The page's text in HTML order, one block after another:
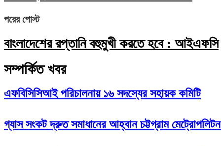
পরের পোস্ট
বাংলাদেশের রপ্তানি বহুমুখী করতে হবে : আইএফসি
সম্পর্কিত খবর
এফবিসিসিআই পরিচালনায় ১৬ সদস্যের সহায়ক কমিটি
গ্যাস সংকট দ্রুত সমাধানের আহ্বান চট্টগ্রাম মেট্রোপলিটন